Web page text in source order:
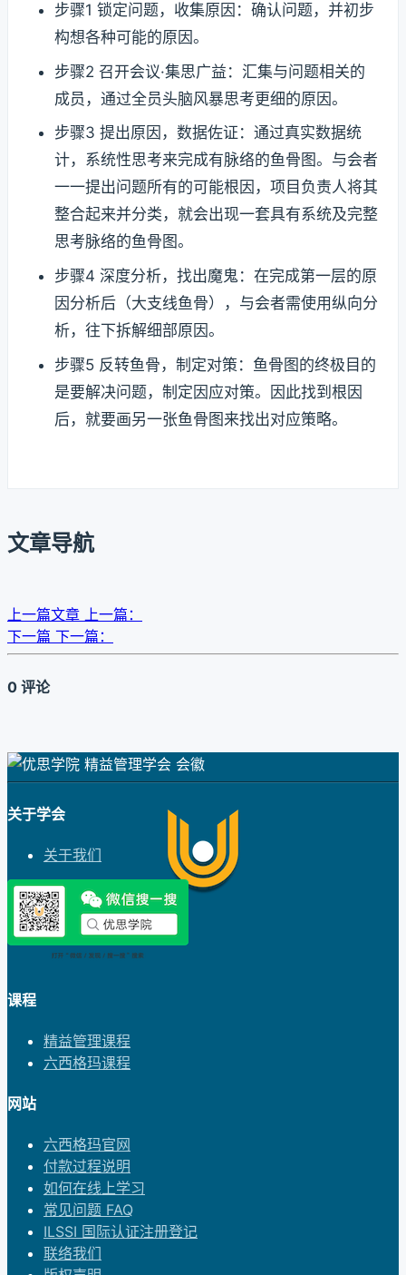
步骤1 锁定问题，收集原因：确认问题，并初步
构想各种可能的原因。
步骤2 召开会议·集思广益：汇集与问题相关的
成员，通过全员头脑风暴思考更细的原因。
步骤3 提出原因，数据佐证：通过真实数据统
计，系统性思考来完成有脉络的鱼骨图。与会者
一一提出问题所有的可能根因，项目负责人将其
整合起来并分类，就会出现一套具有系统及完整
思考脉络的鱼骨图。
步骤4 深度分析，找出魔鬼：在完成第一层的原
因分析后（大支线鱼骨），与会者需使用纵向分
析，往下拆解细部原因。
步骤5 反转鱼骨，制定对策：鱼骨图的终极目的
是要解决问题，制定因应对策。因此找到根因
后，就要画另一张鱼骨图来找出对应策略。
文章导航
上一篇文章 上一篇：
下一篇 下一篇：
0 评论
关于学会
关于我们
课程
精益管理课程
六西格玛课程
网站
六西格玛官网
付款过程说明
如何在线上学习
常见问题 FAQ
ILSSI 国际认证注册登记
联络我们